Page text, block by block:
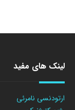
لینک های مفید
ارتودنسی نامرئی